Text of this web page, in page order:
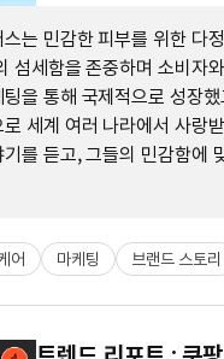
는 민감한 피부를 위한 다
섬세함을 존중하며 소비자
을 통해 국제적으로 성장했
세계 여러 나라에서 사랑
를 듣고, 그들의 민감함에
어 마케팅 브랜드 스토리